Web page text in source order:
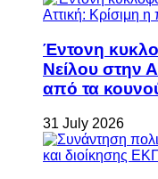
Έντονη
Νείλου στην
από τα
31 July 2026